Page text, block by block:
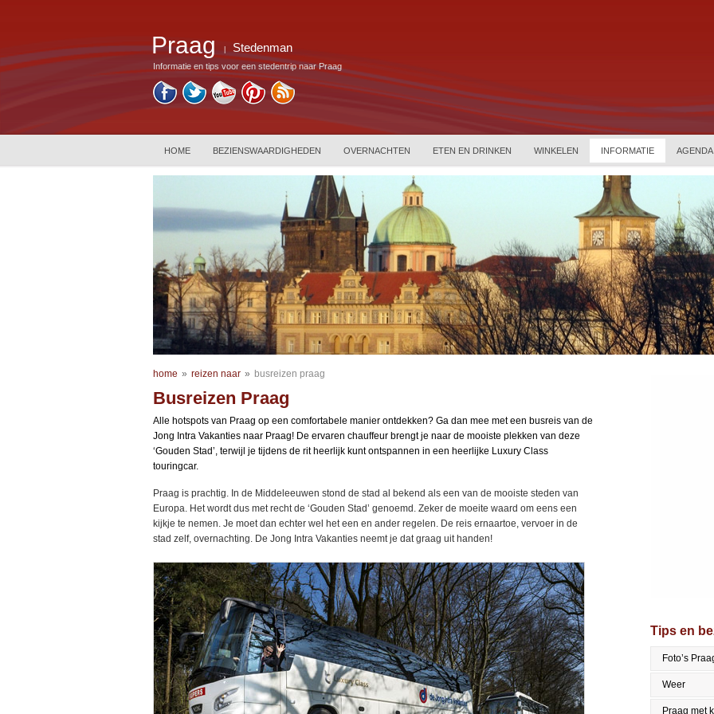
Praag Stedenman
Informatie en tips voor een stedentrip naar Praag
HOME BEZIENSWAARDIGHEDEN OVERNACHTEN ETEN EN DRINKEN WINKELEN INFORMATIE AGENDA
home » reizen naar » busreizen praag
Busreizen Praag
Alle hotspots van Praag op een comfortabele manier ontdekken? Ga dan mee met een busreis van de
Jong Intra Vakanties naar Praag! De ervaren chauffeur brengt je naar de mooiste plekken van deze
‘Gouden Stad’, terwijl je tijdens de rit heerlijk kunt ontspannen in een heerlijke Luxury Class
touringcar.
Praag is prachtig. In de Middeleeuwen stond de stad al bekend als een van de mooiste steden van
Europa. Het wordt dus met recht de ‘Gouden Stad’ genoemd. Zeker de moeite waard om eens een
kijkje te nemen. Je moet dan echter wel het een en ander regelen. De reis ernaartoe, vervoer in de
stad zelf, overnachting. De Jong Intra Vakanties neemt je dat graag uit handen!
Tips en
Foto’s
Weer
Praag met